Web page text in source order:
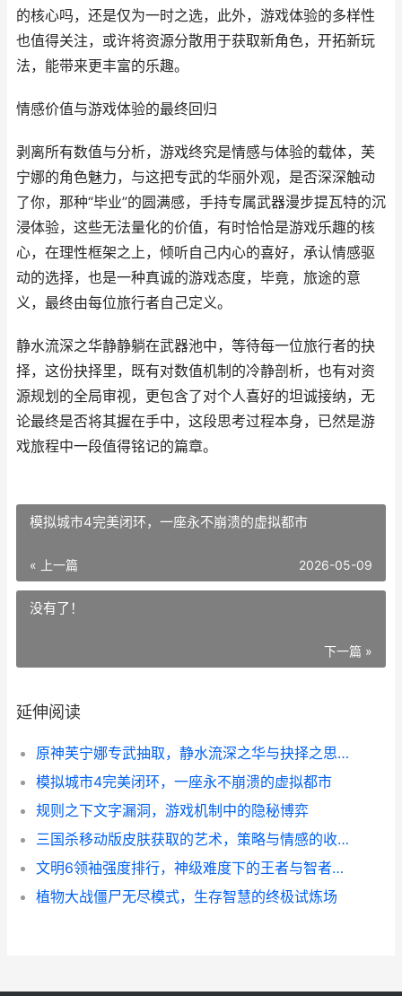
的核心吗，还是仅为一时之选，此外，游戏体验的多样性
也值得关注，或许将资源分散用于获取新角色，开拓新玩
法，能带来更丰富的乐趣。
情感价值与游戏体验的最终回归
剥离所有数值与分析，游戏终究是情感与体验的载体，芙
宁娜的角色魅力，与这把专武的华丽外观，是否深深触动
了你，那种“毕业”的圆满感，手持专属武器漫步提瓦特的沉
浸体验，这些无法量化的价值，有时恰恰是游戏乐趣的核
心，在理性框架之上，倾听自己内心的喜好，承认情感驱
动的选择，也是一种真诚的游戏态度，毕竟，旅途的意
义，最终由每位旅行者自己定义。
静水流深之华静静躺在武器池中，等待每一位旅行者的抉
择，这份抉择里，既有对数值机制的冷静剖析，也有对资
源规划的全局审视，更包含了对个人喜好的坦诚接纳，无
论最终是否将其握在手中，这段思考过程本身，已然是游
戏旅程中一段值得铭记的篇章。
模拟城市4完美闭环，一座永不崩溃的虚拟都市
« 上一篇 2026-05-09
没有了！
下一篇 »
延伸阅读
原神芙宁娜专武抽取，静水流深之华与抉择之思，副标题，静水之华与凡尘抉择
模拟城市4完美闭环，一座永不崩溃的虚拟都市
规则之下文字漏洞，游戏机制中的隐秘博弈
三国杀移动版皮肤获取的艺术，策略与情感的收藏之旅
文明6领袖强度排行，神级难度下的王者与智者，副标题，纵横千年的战略抉择
植物大战僵尸无尽模式，生存智慧的终极试炼场